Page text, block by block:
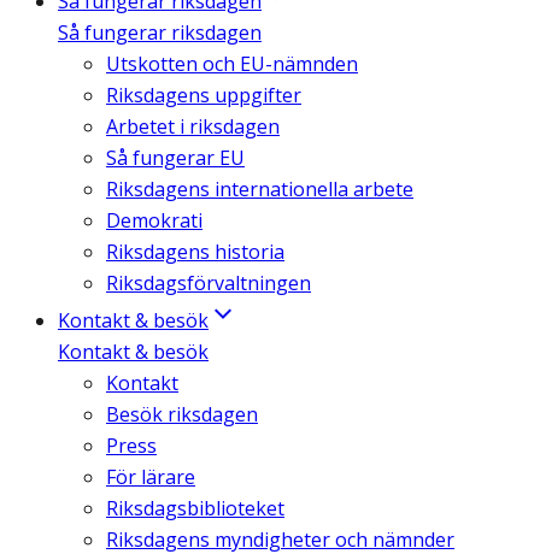
Så fungerar riksdagen
Utskotten och EU-nämnden
Riksdagens uppgifter
Arbetet i riksdagen
Så fungerar EU
Riksdagens internationella arbete
Demokrati
Riksdagens historia
Riksdagsförvaltningen
Kontakt & besök
Kontakt & besök
Kontakt
Besök riksdagen
Press
För lärare
Riksdagsbiblioteket
Riksdagens myndigheter och nämnder